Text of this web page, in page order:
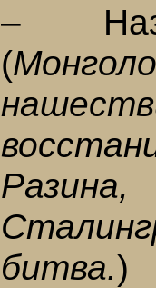
–
(
Разина,
битва.)